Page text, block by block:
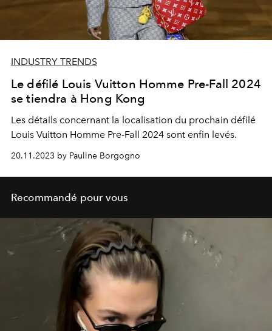
INDUSTRY TRENDS
Le défilé Louis Vuitton Homme Pre-Fall 2024
se tiendra à Hong Kong
Les détails concernant la localisation du prochain défilé
Louis Vuitton Homme Pre-Fall 2024 sont enfin levés.
20.11.2023 by Pauline Borgogno
Recommandé pour vous